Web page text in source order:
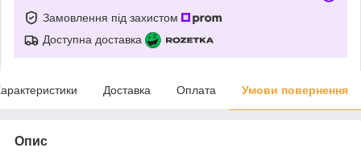
Замовлення під захистом
Доступна доставка
Доставка Оплата Умови повернення
Опис